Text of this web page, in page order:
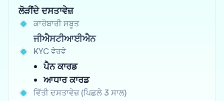
ਲੋੜੀਂਦੇ ਦਸਤਾਵੇਜ਼
ਕਾਰੋਬਾਰੀ ਸਬੂਤ
ਜੀਐਸਟੀਆਈਐਨ
KYC ਵੇਰਵੇ
ਪੈਨ ਕਾਰਡ
ਆਧਾਰ ਕਾਰਡ
ਵਿੱਤੀ ਦਸਤਾਵੇਜ਼ (ਪਿਛਲੇ 3 ਸਾਲ)